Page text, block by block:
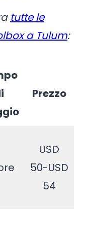
tutte le
a Tulum:
Prezzo
USD
50-USD
54